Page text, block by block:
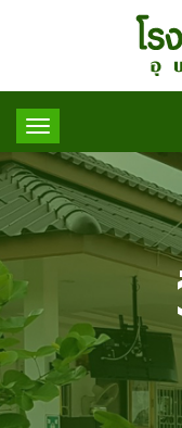
Toggle
navigation